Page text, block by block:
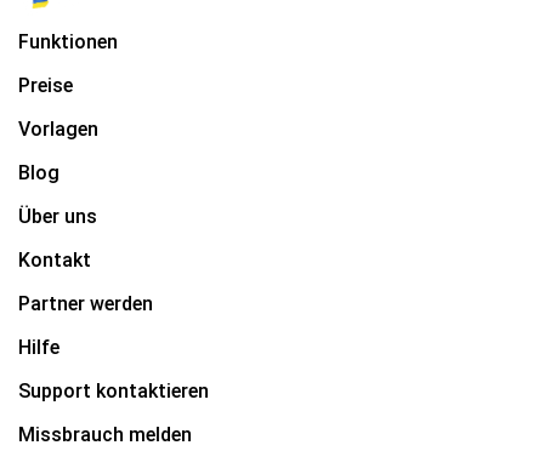
Funktionen
Preise
Vorlagen
Blog
Über uns
Kontakt
Partner werden
Hilfe
Support kontaktieren
Missbrauch melden